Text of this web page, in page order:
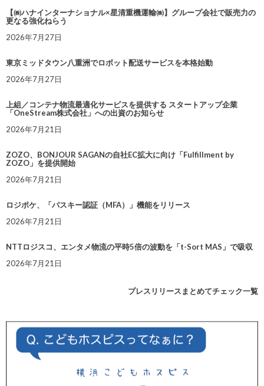
【㈱ハナインターナショナル×星清重機運輸㈱】グループ会社で販売力の
更なる強化ねらう
2026年7月27日
東京ミッドタウン八重洲でロボット配送サービスを本格始動
2026年7月27日
上組／コンテナ物流最適化サービスを提供する スタートアップ企業
「OneStream株式会社」への出資のお知らせ
2026年7月21日
ZOZO、BONJOUR SAGANの自社EC拡大に向け「Fulfillment by
ZOZO」を提供開始
2026年7月21日
ロジポケ、「パスキー認証（MFA）」機能をリリース
2026年7月21日
NTTロジスコ、エンタメ物流の平時5倍の波動を「t-Sort MAS」で吸収
2026年7月21日
プレスリリースまとめてチェック一覧